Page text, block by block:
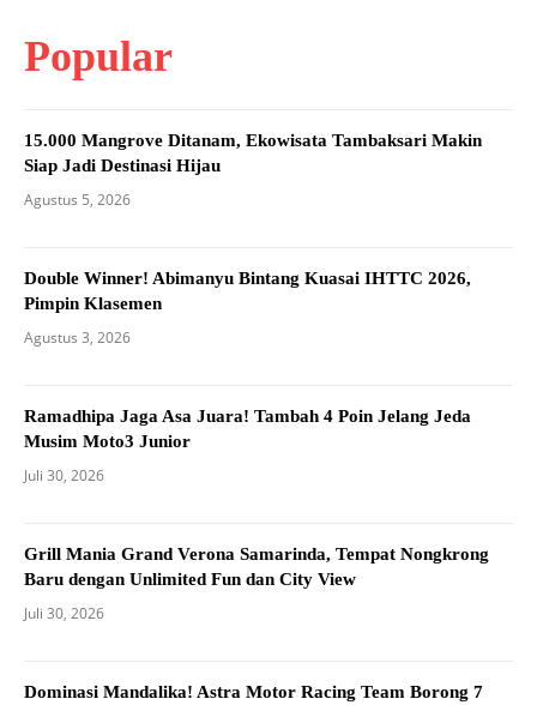
Popular
15.000 Mangrove Ditanam, Ekowisata Tambaksari Makin
Siap Jadi Destinasi Hijau
Agustus 5, 2026
Double Winner! Abimanyu Bintang Kuasai IHTTC 2026,
Pimpin Klasemen
Agustus 3, 2026
Ramadhipa Jaga Asa Juara! Tambah 4 Poin Jelang Jeda
Musim Moto3 Junior
Juli 30, 2026
Grill Mania Grand Verona Samarinda, Tempat Nongkrong
Baru dengan Unlimited Fun dan City View
Juli 30, 2026
Dominasi Mandalika! Astra Motor Racing Team Borong 7